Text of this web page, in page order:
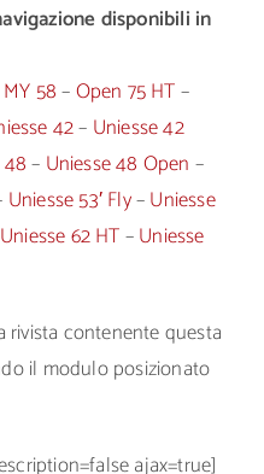
disponibili in
MY 58–Open 75 HT–
42– Uniesse 42
– Uniesse 48 Open –
Uniesse 53′ Fly–Uniesse
Uniesse 62 HT–Uniesse
rivista contenente questa
il modulo posizionato
ajax=true]